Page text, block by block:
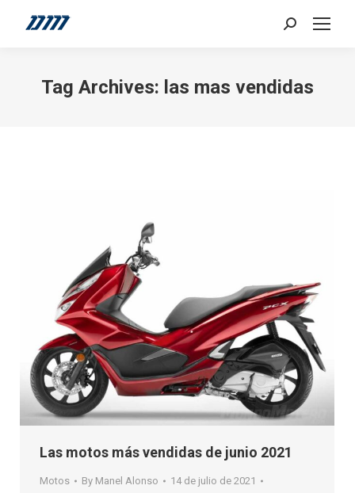
Search:
Tag Archives: las mas vendidas
Las motos más vendidas de junio 2021
Motos By Manel Alonso
14 de julio de 2021